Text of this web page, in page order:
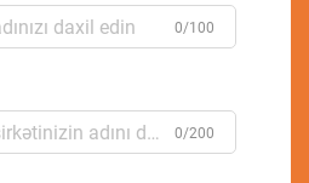
0/100
0/200